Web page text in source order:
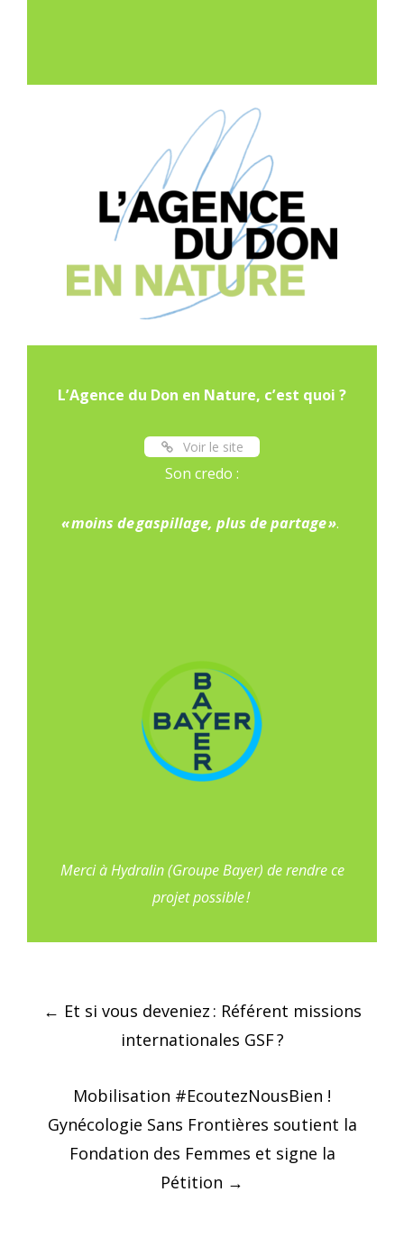
L’Agence du Don en Nature, c’est quoi ?
Voir le site
Son credo :
« moins de gaspillage, plus de partage ».
Merci àHydralin(Groupe Bayer) de rendre ce
projet possible !
Post
navigation
← Et si vous deveniez : Référent missions
internationales GSF ?
Mobilisation #EcoutezNousBien !
Gynécologie Sans Frontières soutient la
Fondation des Femmes et signe la
Pétition →